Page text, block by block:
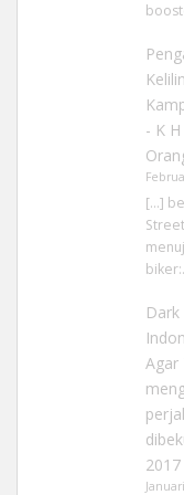
- K
[…]
Agar
2017